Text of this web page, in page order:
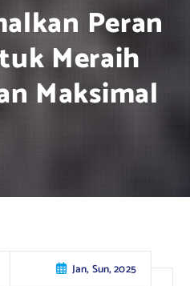
Peran
Meraih
Maksimal
Jan, Sun, 2025